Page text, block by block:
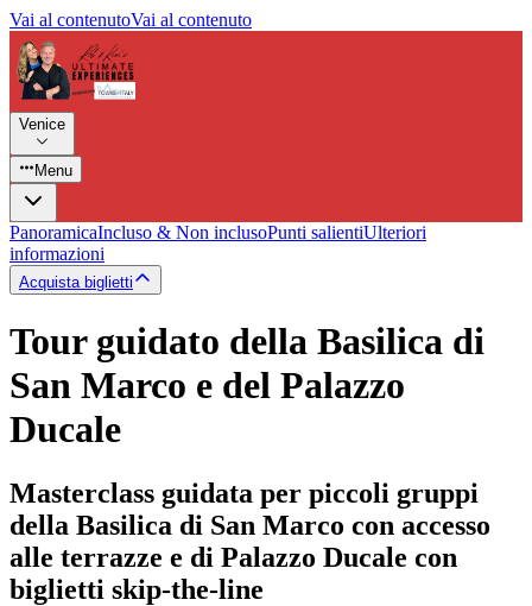
Vai al contenutoVai al contenuto
Venice
Menu
PanoramicaIncluso & Non inclusoPunti salientiUlteriori
informazioni
Acquista biglietti
Tour guidato della Basilica di
San Marco e del Palazzo
Ducale
Masterclass guidata per piccoli gruppi
della Basilica di San Marco con accesso
alle terrazze e di Palazzo Ducale con
biglietti skip-the-line